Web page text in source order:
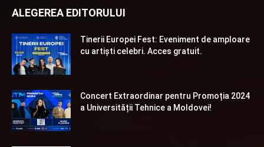
ALEGEREA EDITORULUI
Tinerii Europei Fest: Eveniment de amploare
cu artiști celebri. Acces gratuit.
Concert Extraordinar pentru Promoția 2024
a Universității Tehnice a Moldovei!